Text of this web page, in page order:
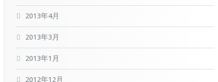
2013年4月
2013年3月
2013年1月
2012年12月